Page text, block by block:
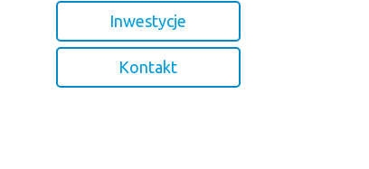
Inwestycje
Kontakt